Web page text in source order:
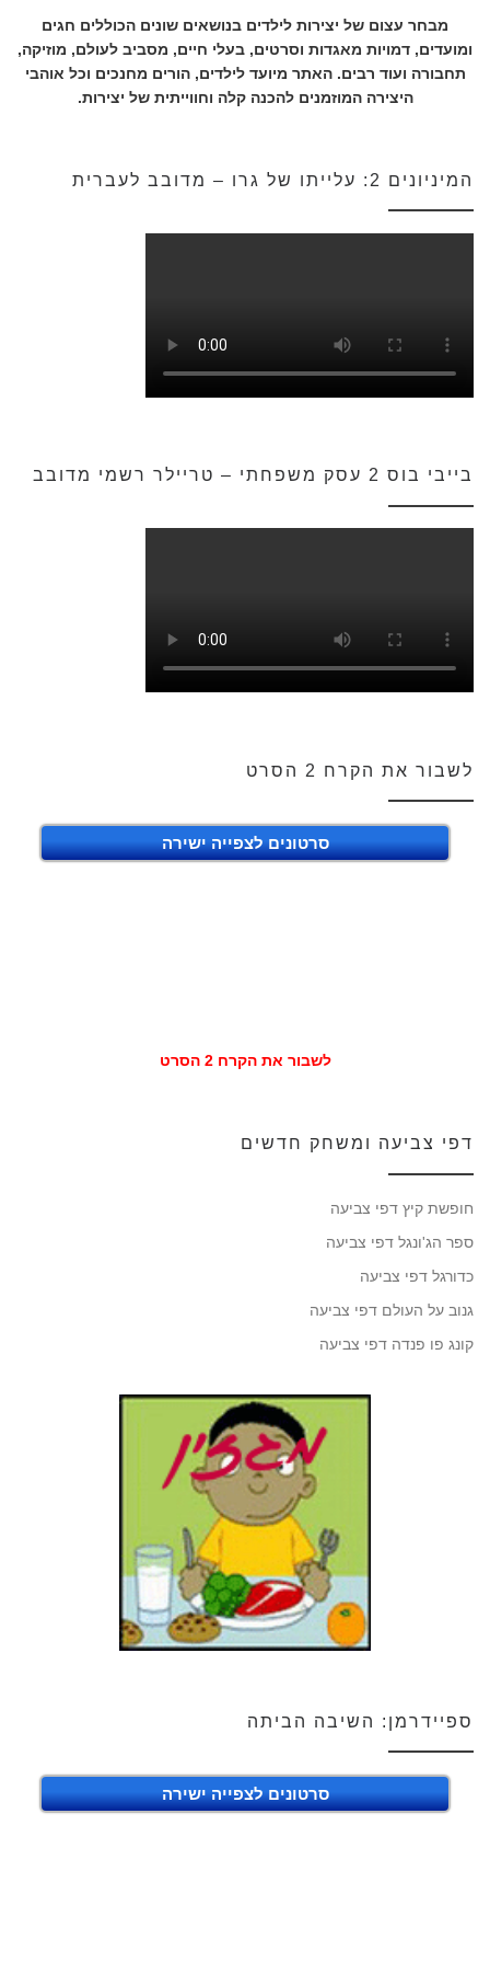
מבחר עצום של יצירות לילדים בנושאים שונים הכוללים חגים
ומועדים, דמויות מאגדות וסרטים, בעלי חיים, מסביב לעולם, מוזיקה,
תחבורה ועוד רבים. האתר מיועד לילדים, הורים מחנכים וכל אוהבי
היצירה המוזמנים להכנה קלה וחווייתית של יצירות.
המיניונים 2: עלייתו של גרו – מדובב לעברית
בייבי בוס 2 עסק משפחתי – טריילר רשמי מדובב
לשבור את הקרח 2 הסרט
סרטונים לצפייה ישירה
לשבור את הקרח 2 הסרט
דפי צביעה ומשחק חדשים
חופשת קיץ דפי צביעה
ספר הג'ונגל דפי צביעה
כדורגל דפי צביעה
גנוב על העולם דפי צביעה
קונג פו פנדה דפי צביעה
ספיידרמן: השיבה הביתה
סרטונים לצפייה ישירה